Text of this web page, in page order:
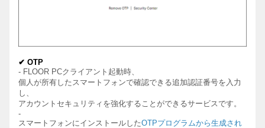
✔ OTP
- FLOOR PCクライアント 起動時
個人が所有したスマートフォンで確認できる追加認証番号を入力
し、
アカウントセキュリティを強化することができるサービスです。
-
スマートフォンにインストールしたOTPプログラムから生成され